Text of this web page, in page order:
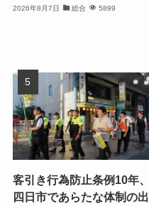
2026年8月7日 総合 5899
客引き行為防止条例10年、
四日市であらたな体制の出